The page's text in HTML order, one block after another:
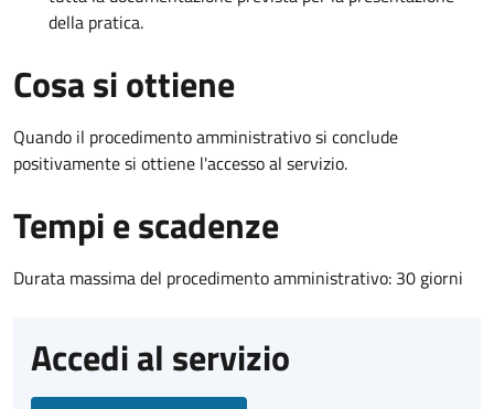
della pratica.
Cosa si ottiene
Quando il procedimento amministrativo si conclude
positivamente si ottiene l'accesso al servizio.
Tempi e scadenze
Durata massima del procedimento amministrativo: 30 giorni
Accedi al servizio